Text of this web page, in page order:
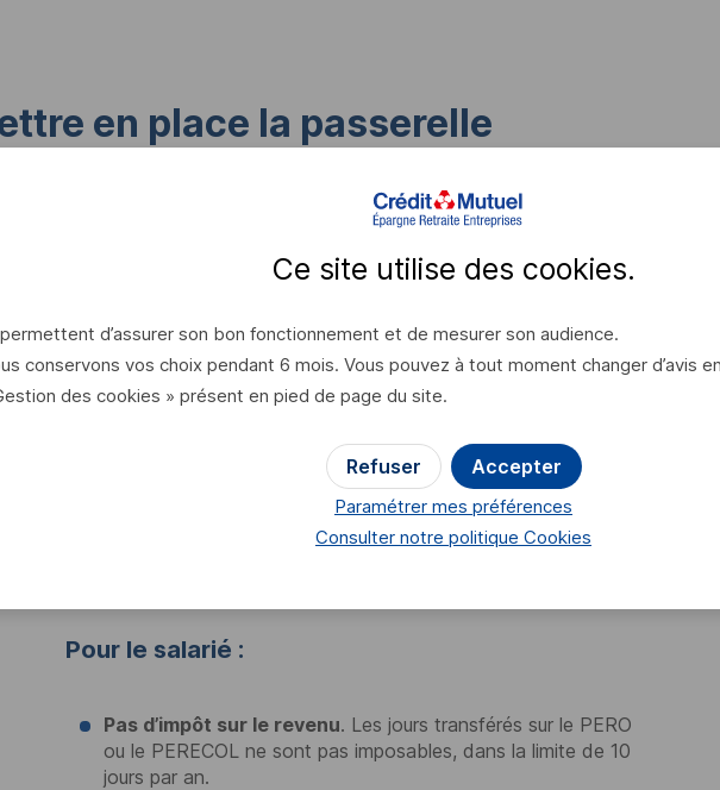
en place la passerelle
sociales: jusqu’à 20 %
(jours non soldés)
et modulable
Pour le salarié :
Pas d’impôt sur le revenu. Les jours transférés sur le PERO
ou le PERECOLne sont pas imposables, dans la limite de 10
jours par an.
Ce site utilise des cookies.
d’assurer son bon fonctionnement et de mesurer son audience.
conservons vos choix pendant 6 mois. Vous pouvez à tout moment changer d’avis
des cookies » présent en pied de page du site.
Accepter
Refuser
Paramétrer mes préférences
Consulter notre politique Cookies